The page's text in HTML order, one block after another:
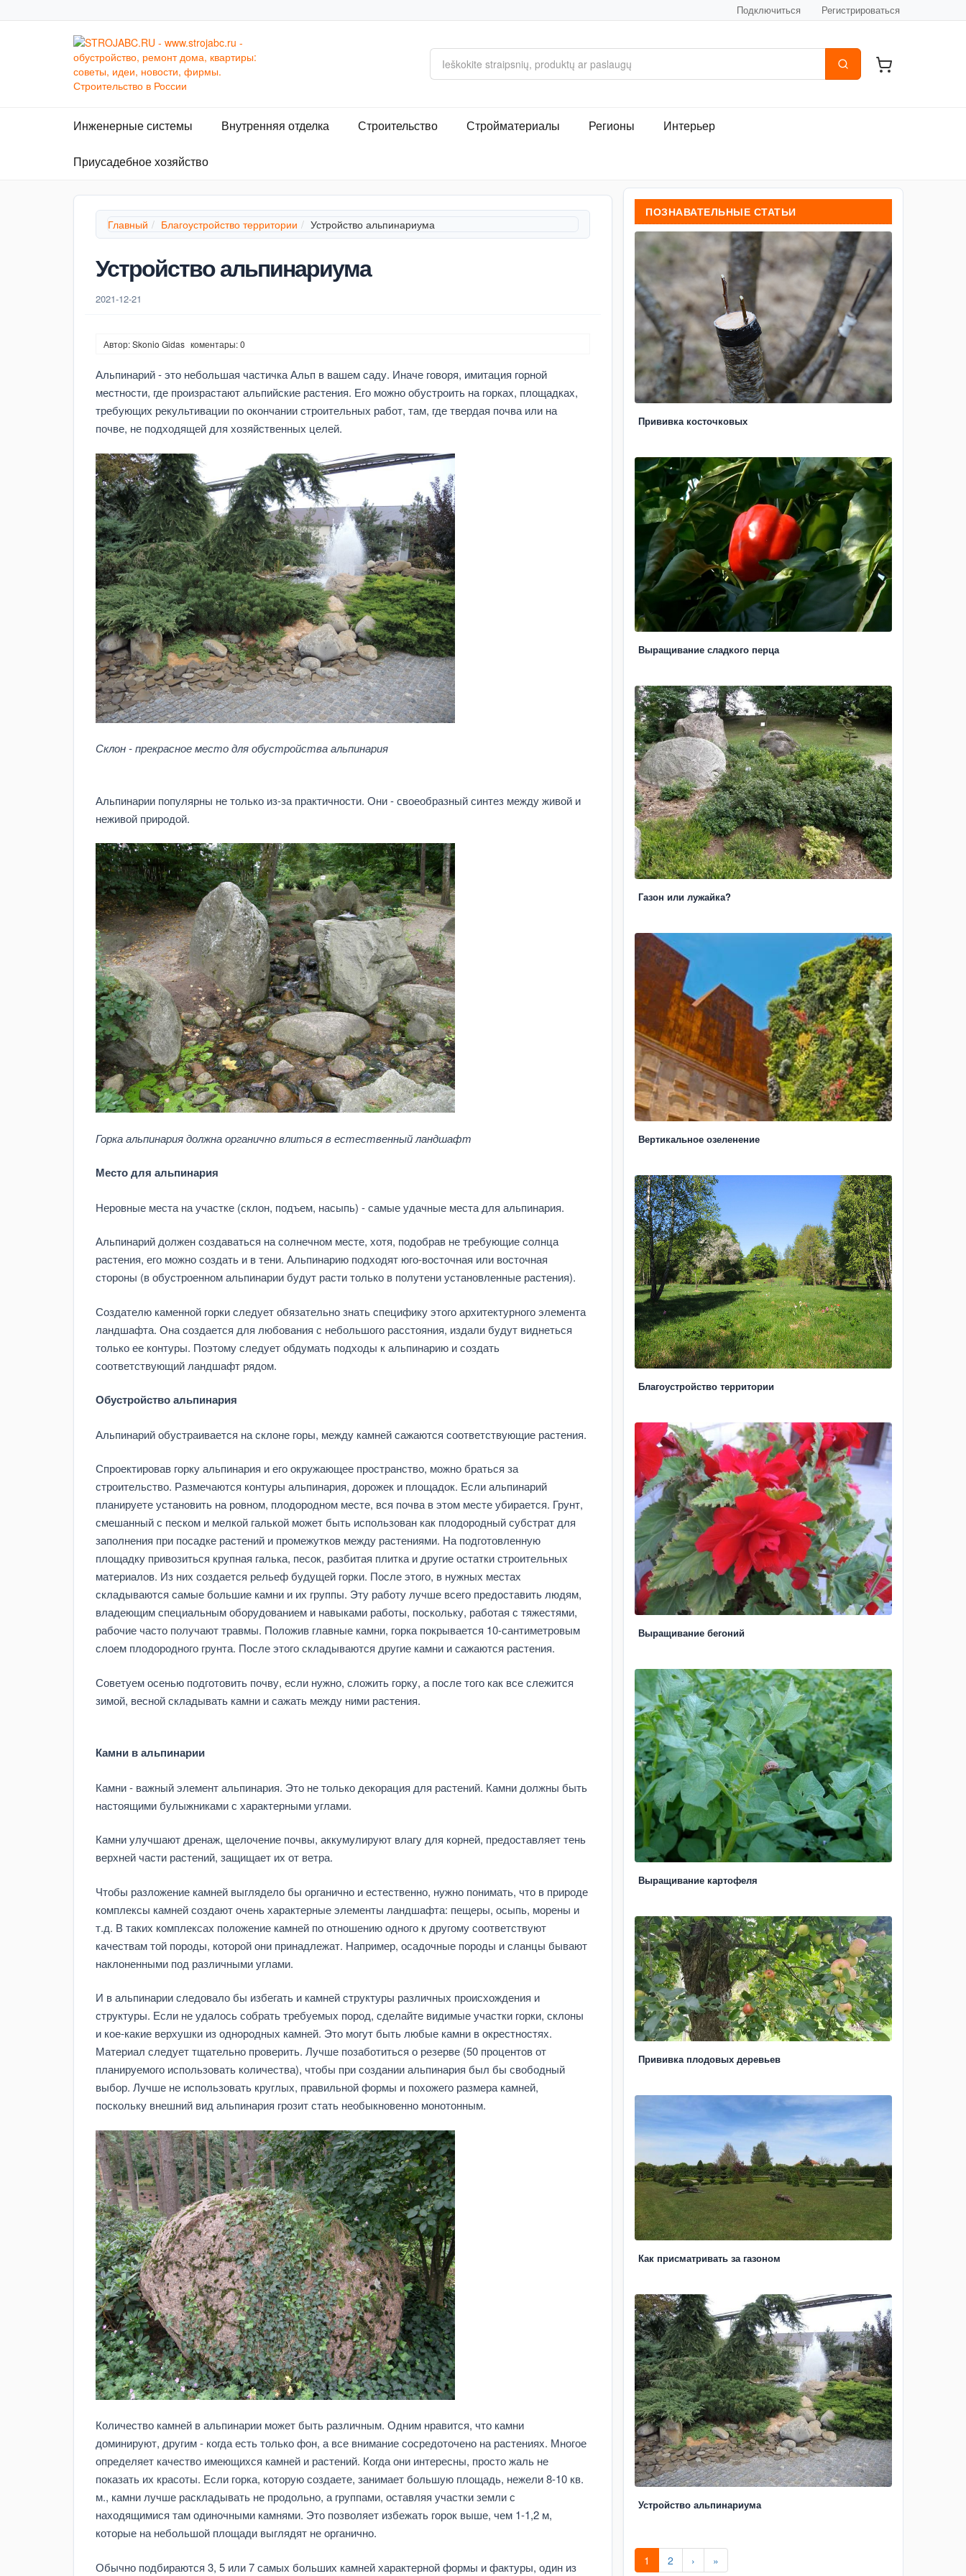
Подключиться Регистрироваться
Инженерные системы Внутренняя отделка Строительство Стройматериалы Регионы Интерьер
Приусадебное хозяйство
Главный Благоустройство территории Устройство альпинариума
Устройство альпинариума
2021-12-21
Автор: Skonio Gidas коментары: 0
Альпинарий - это небольшая частичка Альп в вашем саду. Иначе говоря, имитация горной
местности, где произрастают альпийские растения. Его можно обустроить на горках, площадках,
требующих рекультивации по окончании строительных работ, там, где твердая почва или на
почве, не подходящей для хозяйственных целей.
Склон - прекрасное место для обустройства альпинария
Альпинарии популярны не только из-за практичности. Они - своеобразный синтез между живой и
неживой природой.
Горка альпинария должна органично влиться в естественный ландшафт
Место для альпинария
Неровные места на участке (склон, подъем, насыпь) - самые удачные места для альпинария.
Альпинарий должен создаваться на солнечном месте, хотя, подобрав не требующие солнца
растения, его можно создать и в тени. Альпинарию подходят юго-восточная или восточная
стороны (в обустроенном альпинарии будут расти только в полутени установленные растения).
Создателю каменной горки следует обязательно знать специфику этого архитектурного элемента
ландшафта. Она создается для любования с небольшого расстояния, издали будут виднеться
только ее контуры. Поэтому следует обдумать подходы к альпинарию и создать
соответствующий ландшафт рядом.
Обустройство альпинария
Альпинарий обустраивается на склоне горы, между камней сажаются соответствующие растения.
Спроектировав горку альпинария и его окружающее пространство, можно браться за
строительство. Размечаются контуры альпинария, дорожек и площадок. Если альпинарий
планируете установить на ровном, плодородном месте, вся почва в этом месте убирается. Грунт,
смешанный с песком и мелкой галькой может быть использован как плодородный субстрат для
заполнения при посадке растений и промежутков между растениями. На подготовленную
площадку привозиться крупная галька, песок, разбитая плитка и другие остатки строительных
материалов. Из них создается рельеф будущей горки. После этого, в нужных местах
складываются самые большие камни и их группы. Эту работу лучше всего предоставить людям,
владеющим специальным оборудованием и навыками работы, поскольку, работая с тяжестями,
рабочие часто получают травмы. Положив главные камни, горка покрывается 10-сантиметровым
слоем плодородного грунта. После этого складываются другие камни и сажаются растения.
Советуем осенью подготовить почву, если нужно, сложить горку, а после того как все слежится
зимой, весной складывать камни и сажать между ними растения.
Камни в альпинарии
Камни - важный элемент альпинария. Это не только декорация для растений. Камни должны быть
настоящими булыжниками с характерными углами.
Камни улучшают дренаж, щелочение почвы, аккумулируют влагу для корней, предоставляет тень
верхней части растений, защищает их от ветра.
Чтобы разложение камней выглядело бы органично и естественно, нужно понимать, что в природе
комплексы камней создают очень характерные элементы ландшафта: пещеры, осыпь, морены и
т.д. В таких комплексах положение камней по отношению одного к другому соответствуют
качествам той породы, которой они принадлежат. Например, осадочные породы и сланцы бывают
наклоненными под различными углами.
И в альпинарии следовало бы избегать и камней структуры различных происхождения и
структуры. Если не удалось собрать требуемых пород, сделайте видимые участки горки, склоны
и кое-какие верхушки из однородных камней. Это могут быть любые камни в окрестностях.
Материал следует тщательно проверить. Лучше позаботиться о резерве (50 процентов от
планируемого использовать количества), чтобы при создании альпинария был бы свободный
выбор. Лучше не использовать круглых, правильной формы и похожего размера камней,
поскольку внешний вид альпинария грозит стать необыкновенно монотонным.
Количество камней в альпинарии может быть различным. Одним нравится, что камни
доминируют, другим - когда есть только фон, а все внимание сосредоточено на растениях. Многое
определяет качество имеющихся камней и растений. Когда они интересны, просто жаль не
показать их красоты. Если горка, которую создаете, занимает большую площадь, нежели 8-10 кв.
м., камни лучше раскладывать не продольно, а группами, оставляя участки земли с
находящимися там одиночными камнями. Это позволяет избежать горок выше, чем 1-1,2 м,
которые на небольшой площади выглядят не органично.
Обычно подбираются 3, 5 или 7 самых больших камней характерной формы и фактуры, один из
ПОЗНАВАТЕЛЬНЫЕ СТАТЬИ
Прививка косточковых
Выращивание сладкого перца
Газон или лужайка?
Вертикальное озеленение
Благоустройство территории
Выращивание бегоний
Выращивание картофеля
Прививка плодовых деревьев
Как присматривать за газоном
Устройство альпинариума
1 2 › »